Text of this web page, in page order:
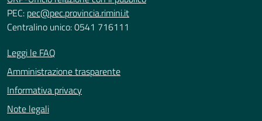
PEC: pec@pec.provincia.rimini.it
Centralino unico: 0541 716111
Leggi le FAQ
Amministrazione trasparente
Informativa privacy
Note legali